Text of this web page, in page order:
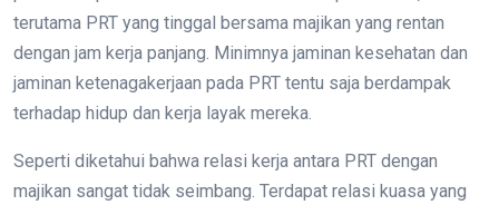
terutama PRT yang tinggal bersama majikan yang rentan
dengan jam kerja panjang. Minimnya jaminan kesehatan dan
jaminan ketenagakerjaan pada PRT tentu saja berdampak
terhadap hidup dan kerja layak mereka.
Seperti diketahui bahwa relasi kerja antara PRT dengan
majikan sangat tidak seimbang. Terdapat relasi kuasa yang